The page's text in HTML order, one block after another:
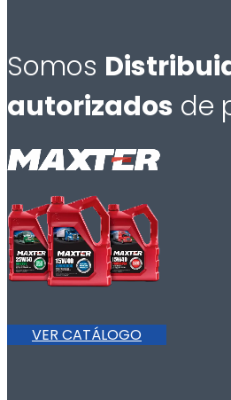
Somos
autorizados de
VER CATÁLOGO